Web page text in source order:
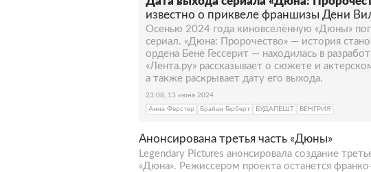
известно о приквеле франшизы Дени
Осенью 2024 года киновселенную «Дюны»
сериал. «Дюна: Пророчество» — история
ордена Бене Гессерит — находилась в
«Лента.ру» рассказывает о сюжете и
а также раскрывает дату его выхода.
23:08, 13 июня 2024
Анна Ферстер
Брайан Герберт БУДАПЕШТ ВЕНГРИЯ
Анонсирована третья часть «Дюны»
Legendary Pictures анонсировала создание
«Дюна». Режиссером проекта останется